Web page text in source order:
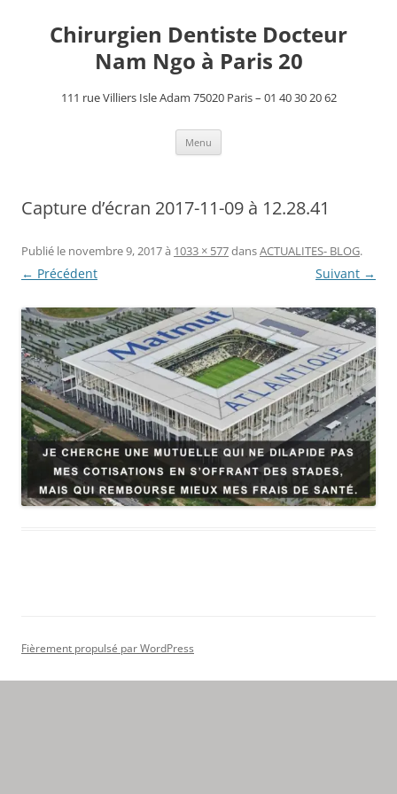
contenuChirurgien Dentiste Docteur
Nam Ngo à Paris 20
111 rue Villiers Isle Adam 75020 Paris – 01 40 30 20 62
Menu
Capture d’écran 2017-11-09 à 12.28.41
Publié le novembre 9, 2017à 1033 × 577dansACTUALITES- BLOG.
← Précédent Suivant →
Fièrement propulsé par WordPress